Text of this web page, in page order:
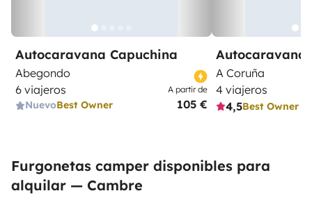
Autocaravana Capuchina
Abegondo
6 viajeros
NuevoBest Owner
A partir de
105 €
Autocaravana
A Coruña
4 viajeros
4,5Best Owner
Furgonetas camper disponibles para
alquilar — Cambre